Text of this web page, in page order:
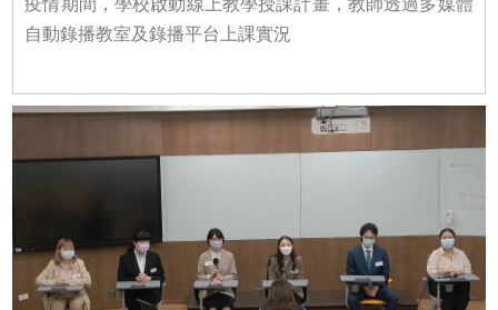
疫情期間，學校啟動線上教學授課計畫，教師透過多媒體
自動錄播教室及錄播平台上課實況